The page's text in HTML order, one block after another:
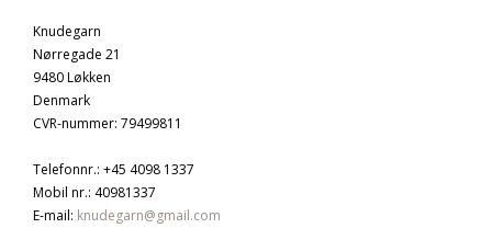
Knudegarn
Nørregade 21
9480 Løkken
Denmark
CVR-nummer: 79499811
Telefonnr.: +45 4098 1337
Mobil nr.: 40981337
E-mail: knudegarn@gmail.com